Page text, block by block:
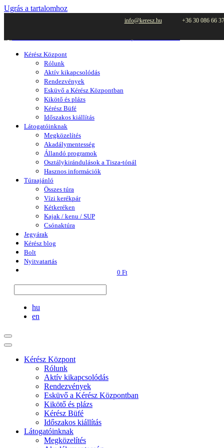
Ugrás a tartalomhoz
info@keresz.hu +36 30 086 66 37
Kérész Központ
Rólunk
Aktív kikapcsolódás
Rendezvények
Esküvő a Kérész Központban
Kikötő és plázs
Kérész Büfé
Időszakos kiállítás
Látogatóinknak
Megközelítés
Akadálymentesség
Állandó programok
Osztálykirándulások a Tisza-tónál
Hasznos információk
Túraajánló
Összes túra
Vízi kerékpár
Kétkeréken
Kajak / kenu / SUP
Csónaktúra
Jegyárak
Kérész blog
Bolt
Nyitvatartás
0 Ft
hu
en
Kérész Központ
Rólunk
Aktív kikapcsolódás
Rendezvények
Esküvő a Kérész Központban
Kikötő és plázs
Kérész Büfé
Időszakos kiállítás
Látogatóinknak
Megközelítés